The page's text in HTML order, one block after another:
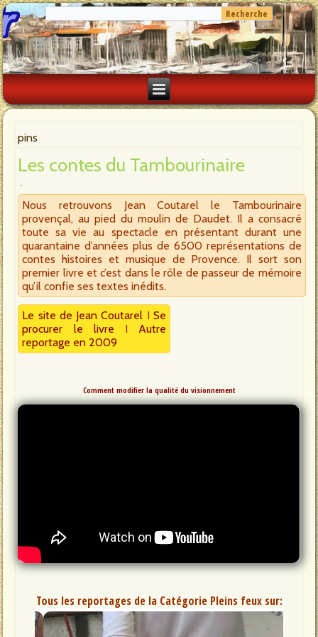
pins
Les contes du Tambourinaire
Nous retrouvons Jean Coutarel le Tambourinaire
provençal, au pied du moulin de Daudet. Il a consacré
toute sa vie au spectacle en présentant durant une
quarantaine d’années plus de 6500 représentations de
contes histoires et musique de Provence. Il sort son
premier livre et c’est dans le rôle de passeur de mémoire
qu’il confie ses textes inédits.
Le site de Jean Coutarel I Se
procurer le livre I Autre
reportage en 2009
Comment modifier la qualité du visionnement
Tous les reportages de la Catégorie Pleins feux sur: